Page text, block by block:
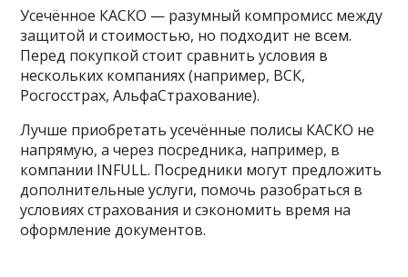
Усечённое КАСКО — разумный компромисс между
защитой и стоимостью, но подходит не всем.
Перед покупкой стоит сравнить условия в
нескольких компаниях (например, ВСК,
Росгосстрах, АльфаСтрахование).
Лучше приобретать усечённые полисы КАСКО не
напрямую, а через посредника, например, в
компании INFULL. Посредники могут предложить
дополнительные услуги, помочь разобраться в
условиях страхования и сэкономить время на
оформление документов.